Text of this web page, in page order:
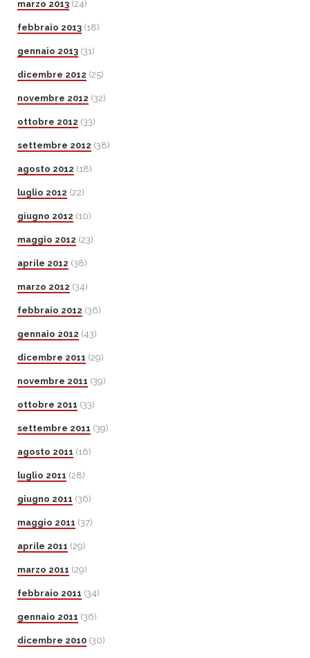
marzo 2013 (24)
febbraio 2013 (18)
gennaio 2013 (31)
dicembre 2012 (25)
novembre 2012 (32)
ottobre 2012 (33)
settembre 2012 (38)
agosto 2012 (18)
luglio 2012 (22)
giugno 2012 (10)
maggio 2012 (23)
aprile 2012 (38)
marzo 2012 (34)
febbraio 2012 (36)
gennaio 2012 (43)
dicembre 2011 (29)
novembre 2011 (39)
ottobre 2011 (33)
settembre 2011 (39)
agosto 2011 (16)
luglio 2011 (28)
giugno 2011 (36)
maggio 2011 (37)
aprile 2011 (29)
marzo 2011 (29)
febbraio 2011 (34)
gennaio 2011 (36)
dicembre 2010 (30)